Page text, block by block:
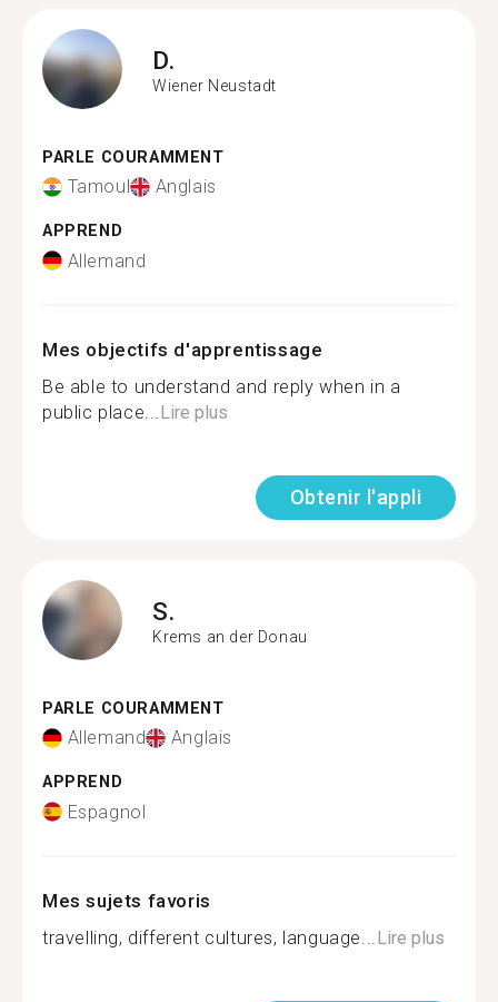
D.
Wiener Neustadt
PARLE COURAMMENT
Tamoul Anglais
APPREND
Allemand
Mes objectifs d'apprentissage
Be able to understand and reply when in a
public place... Lire plus
Obtenir l'appli
S.
Krems an der Donau
PARLE COURAMMENT
Allemand Anglais
APPREND
Espagnol
Mes sujets favoris
travelling, different cultures, language... Lire plus